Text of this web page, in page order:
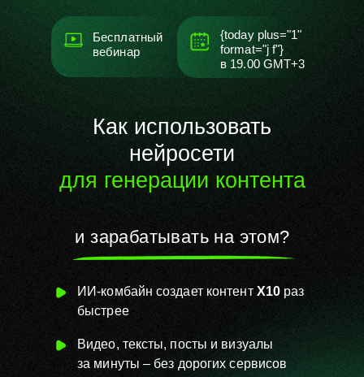
Бесплатный
вебинар
ИИ-комбайн создает контентХ10 раз
быстрее
Видео, тексты, посты и визуалы
за минуты – без дорогих сервисов
и зарабатывать на этом?
{today plus="1"
format="j f"}
в 19.00 GMT+3
Как использовать
нейросети
для генерации контента